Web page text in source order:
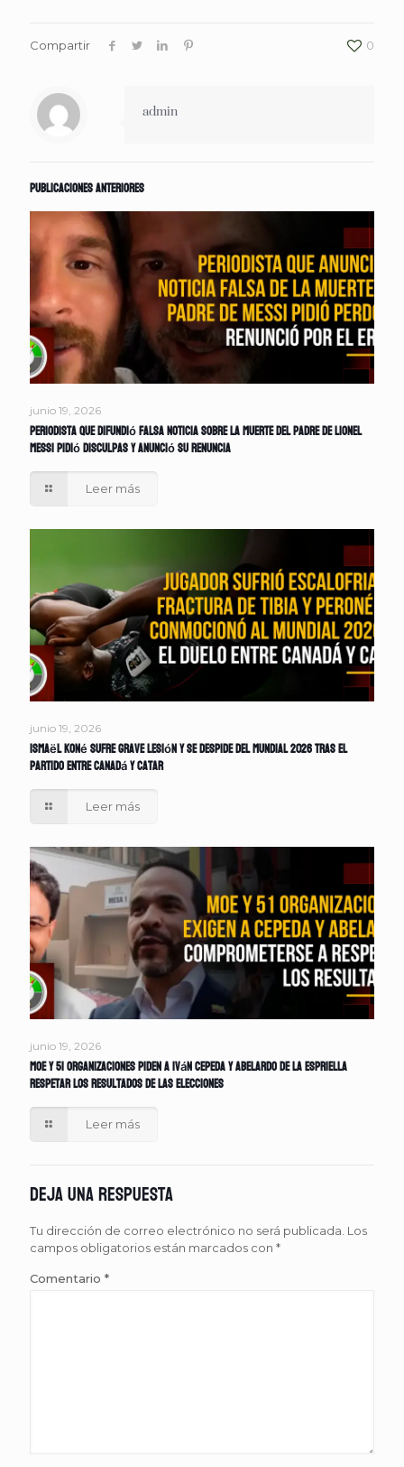
Compartir 0
admin
Publicaciones anteriores
junio 19, 2026
Periodista que difundió falsa noticia sobre la muerte del padre de Lionel
Messi pidió disculpas y anunció su renuncia
Leer más
junio 19, 2026
Ismaël Koné sufre grave lesión y se despide del Mundial 2026 tras el
partido entre Canadá y Catar
Leer más
junio 19, 2026
MOE y 51 organizaciones piden a Iván Cepeda y Abelardo de la Espriella
respetar los resultados de las elecciones
Leer más
Deja una respuesta
Tu dirección de correo electrónico no será publicada. Los
campos obligatorios están marcados con *
Comentario *